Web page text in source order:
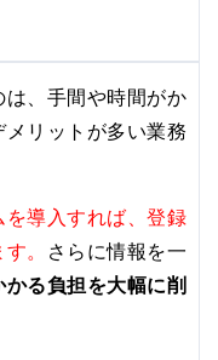
、手間や時間がか
リットが多い業務
導入すれば、登録
。
さらに情報を一
る負担を大幅に削